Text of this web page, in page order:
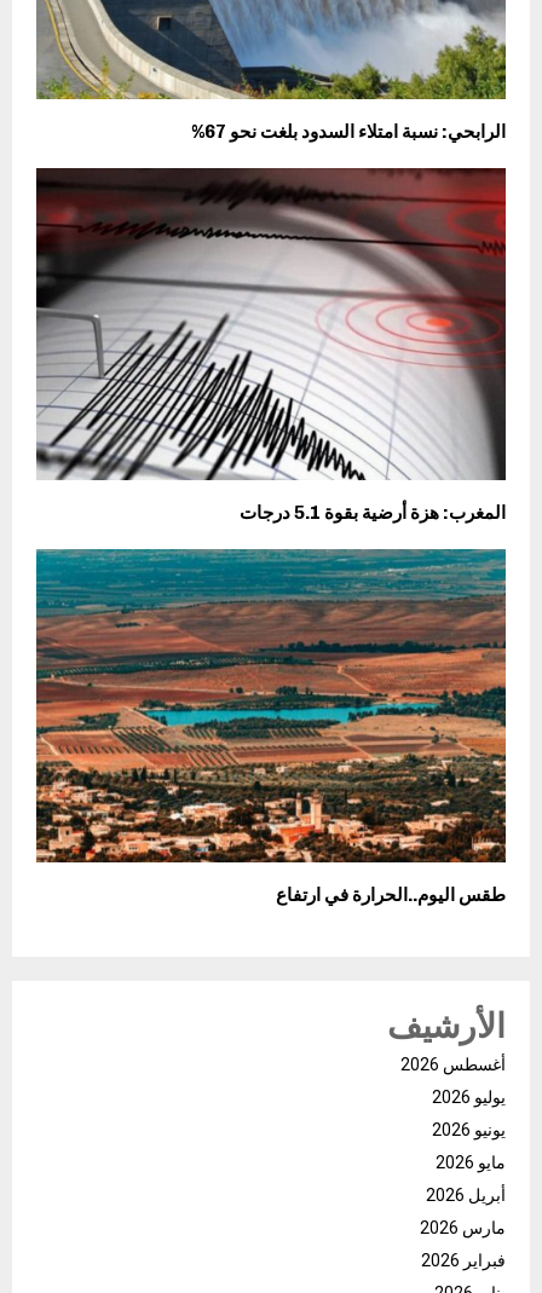
الرابحي: نسبة امتلاء السدود بلغت نحو 67%
المغرب: هزة أرضية بقوة 5.1 درجات
طقس اليوم..الحرارة في ارتفاع
الأرشيف
أغسطس 2026
يوليو 2026
يونيو 2026
مايو 2026
أبريل 2026
مارس 2026
فبراير 2026